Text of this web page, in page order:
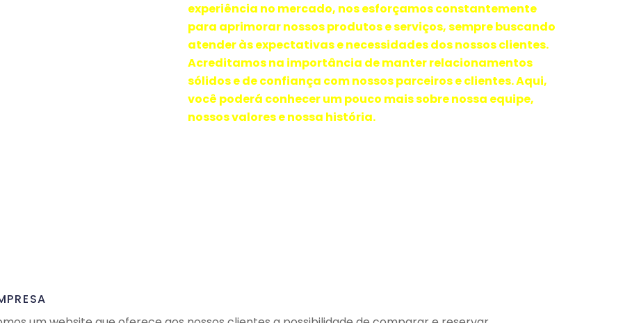
experiência no mercado, nos esforçamos constantemente
para aprimorar nossos produtos e serviços, sempre buscando
atender às expectativas e necessidades dos nossos clientes.
Acreditamos na importância de manter relacionamentos
sólidos e de confiança com nossos parceiros e clientes. Aqui,
você poderá conhecer um pouco mais sobre nossa equipe,
nossos valores e nossa história.